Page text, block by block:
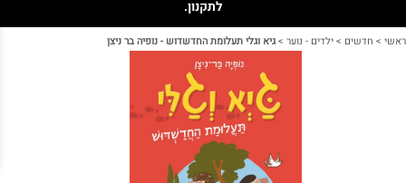
לתקנון.
ראשי > חדשים >ילדים - נוער >גיא וגלי תעלומת החדשדוש‏ - נופיה בר ניצן